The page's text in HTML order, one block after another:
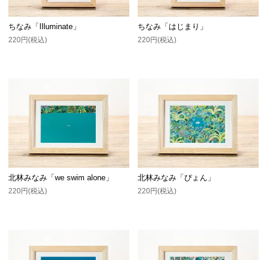
ちなみ「Illuminate」
220円(税込)
ちなみ「はじまり」
220円(税込)
北林みなみ「we swim alone」
220円(税込)
北林みなみ「ぴょん」
220円(税込)